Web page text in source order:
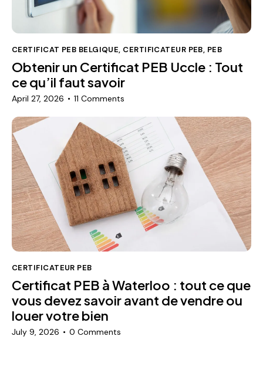
CERTIFICAT PEB BELGIQUE, CERTIFICATEUR PEB, PEB
Obtenir un Certificat PEB Uccle : Tout
ce qu’il faut savoir
April 27, 2026 11 Comments
CERTIFICATEUR PEB
Certificat PEB à Waterloo : tout ce que
vous devez savoir avant de vendre ou
louer votre bien
July 9, 2026 0 Comments